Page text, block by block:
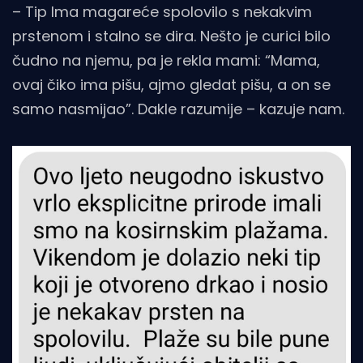
– Tip Ima magareće spolovilo s nekakvim
prstenom i stalno se dira. Nešto je curici bilo
čudno na njemu, pa je rekla mami: “Mama,
ovaj čiko ima pišu, ajmo gledat pišu, a on se
samo nasmijao”. Dakle razumije – kazuje nam.